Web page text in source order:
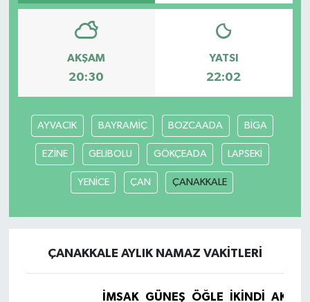
AKŞAM
20:30
YATSI
22:02
AYVACIK BAYRAMİÇ BOZCAADA BİGA
EZİNE GELİBOLU GÖKÇEADA LAPSEKİ
YENİCE ÇAN ÇANAKKALE
ÇANAKKALE AYLIK NAMAZ VAKITLERI
İMSAK GÜNEŞ ÖĞLE İKINDI